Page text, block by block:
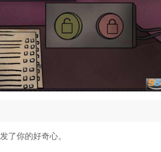
了你的好奇心。